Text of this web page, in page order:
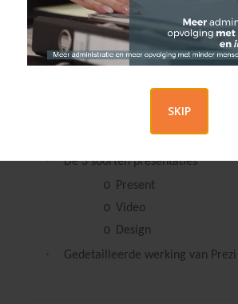
SKIP
· Wat is Prezi?
o Hoe krijg je toegang
o Gratis versie vs.
PowerPoint
· De 3 soorten presentaties
o Present
o Video
o Design
· Gedetailleerde werking van